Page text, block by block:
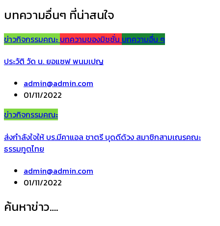
บทความอื่นๆ ที่น่าสนใจ
ข่าวกิจกรรมคณะ บทความของมิชชั่น บทความอื่น ๆ
ประวัติ วัด น. ยอแซฟ พนมเปญ
admin@admin.com
01/11/2022
ข่าวกิจกรรมคณะ
ส่งกำลังใจให้ บร.มีคาแอล ชาตรี บุดดีด้วง สมาชิกสามเณรคณะ
ธรรมทูตไทย
admin@admin.com
01/11/2022
ค้นหาข่าว….